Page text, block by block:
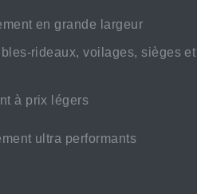
en grande largeur
rideaux, voilages, sièges et
à prix légers
ultra performants